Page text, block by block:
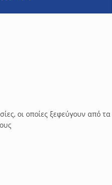
οι οποίες ξεφεύγουν από τα